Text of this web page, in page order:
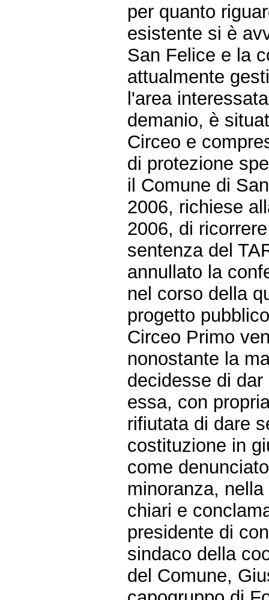
per quanto
esistente si è
San Felice e la
attualmente
l'area
demanio, è
Circeo e
di protezione
il Comune di
2006, richiese
2006, di
sentenza del
annullato la
nel corso della
progetto
Circeo Primo
nonostante la
decidesse di
essa, con
rifiutata di dare
costituzione in
come
minoranza,
chiari e
presidente di
sindaco della
del Comune,